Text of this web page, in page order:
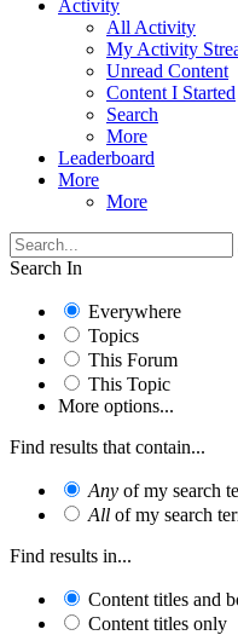
Activity
All Activity
My Activity
Unread Content
Content I Started
Search
More
Leaderboard
More
More
Search In
Everywhere
Topics
This Forum
This Topic
More options...
Find results that contain...
Any of my search
All of my search
Find results in...
Content titles and
Content titles only